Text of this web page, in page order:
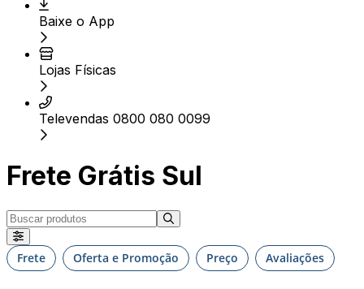
Baixe o App
Lojas Físicas
Televendas 0800 080 0099
Frete Grátis Sul
Frete Oferta e Promoção Preço Avaliações